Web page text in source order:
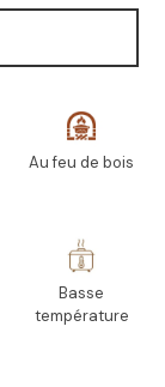
Au feu de bois
Basse
température